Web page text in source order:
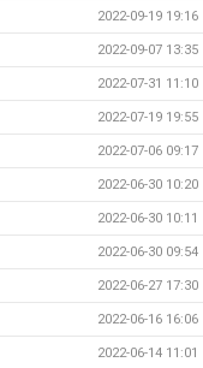
2022-09-19 19:16
2022-09-07 13:35
2022-07-31 11:10
2022-07-19 19:55
2022-07-06 09:17
2022-06-30 10:20
2022-06-30 10:11
2022-06-30 09:54
2022-06-27 17:30
2022-06-16 16:06
2022-06-14 11:01